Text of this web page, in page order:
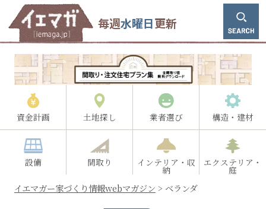
毎週水曜日更新
資金計画 土地探し 業者選び 構造・建材
設備 間取り インテリア・収
納
エクステリア・
庭
イエマガー家づくり情報webマガジン > ベランダ